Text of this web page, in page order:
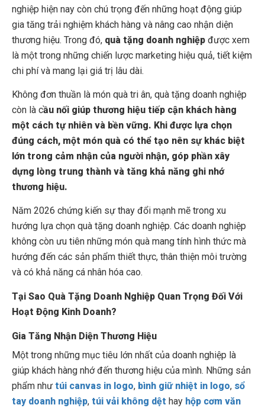
nghiệp hiện nay còn chú trọng đến những hoạt động giúp
gia tăng trải nghiệm khách hàng và nâng cao nhận diện
thương hiệu. Trong đó, quà tặng doanh nghiệp được xem
là một trong những chiến lược marketing hiệu quả, tiết kiệm
chi phí và mang lại giá trị lâu dài.
Không đơn thuần là món quà tri ân, quà tặng doanh nghiệp
còn là cầu nối giúp thương hiệu tiếp cận khách hàng
một cách tự nhiên và bền vững. Khi được lựa chọn
đúng cách, một món quà có thể tạo nên sự khác biệt
lớn trong cảm nhận của người nhận, góp phần xây
dựng lòng trung thành và tăng khả năng ghi nhớ
thương hiệu.
Năm 2026 chứng kiến sự thay đổi mạnh mẽ trong xu
hướng lựa chọn quà tặng doanh nghiệp. Các doanh nghiệp
không còn ưu tiên những món quà mang tính hình thức mà
hướng đến các sản phẩm thiết thực, thân thiện môi trường
và có khả năng cá nhân hóa cao.
Tại Sao Quà Tặng Doanh Nghiệp Quan Trọng Đối Với
Hoạt Động Kinh Doanh?
Gia Tăng Nhận Diện Thương Hiệu
Một trong những mục tiêu lớn nhất của doanh nghiệp là
giúp khách hàng nhớ đến thương hiệu của mình. Những sản
phẩm như túi canvas in logo, bình giữ nhiệt in logo, sổ
tay doanh nghiệp, túi vải không dệt hay hộp cơm văn